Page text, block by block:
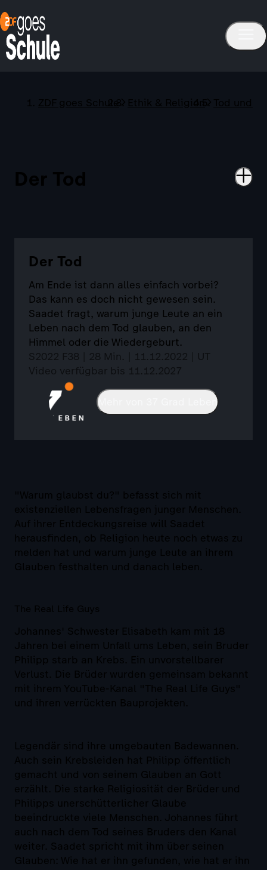
ZDF goes Schule Ethik & Religion Tod und
Der Tod
Der Tod
Am Ende ist dann alles einfach vorbei?
Das kann es doch nicht gewesen sein.
Saadet fragt, warum junge Leute an ein
Leben nach dem Tod glauben, an den
Himmel oder die Wiedergeburt.
S2022 F38 | 28 Min. | 11.12.2022 | UT
Video verfügbar bis 11.12.2027
Mehr von 37 Grad Leben
"Warum glaubst du?" befasst sich mit
existenziellen Lebensfragen junger Menschen.
Auf ihrer Entdeckungsreise will Saadet
herausfinden, ob Religion heute noch etwas zu
melden hat und warum junge Leute an ihrem
Glauben festhalten und danach leben.
The Real Life Guys
Johannes' Schwester Elisabeth kam mit 18
Jahren bei einem Unfall ums Leben, sein Bruder
Philipp starb an Krebs. Ein unvorstellbarer
Verlust. Die Brüder wurden gemeinsam bekannt
mit ihrem YouTube-Kanal "The Real Life Guys"
und ihren verrückten Bauprojekten.
Legendär sind ihre umgebauten Badewannen.
Auch sein Krebsleiden hat Philipp öffentlich
gemacht und von seinem Glauben an Gott
erzählt. Die starke Religiosität der Brüder und
Philipps unerschütterlicher Glaube
beeindruckte viele Menschen. Johannes führt
auch nach dem Tod seines Bruders den Kanal
weiter. Saadet spricht mit ihm über seinen
Glauben: Wie hat er ihn gefunden, wie hat er ihn